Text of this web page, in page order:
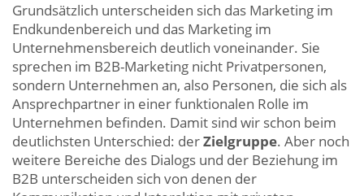
Grundsätzlich unterscheiden sich das Marketing im
Endkundenbereich und das Marketing im
Unternehmensbereich deutlich voneinander. Sie
sprechen im B2B-Marketing nicht Privatpersonen,
sondern Unternehmen an, also Personen, die sich als
Ansprechpartner in einer funktionalen Rolle im
Unternehmen befinden. Damit sind wir schon beim
deutlichsten Unterschied: derZielgruppe. Aber noch
weitere Bereiche des Dialogs und der Beziehung im
B2B unterscheiden sich von denen der